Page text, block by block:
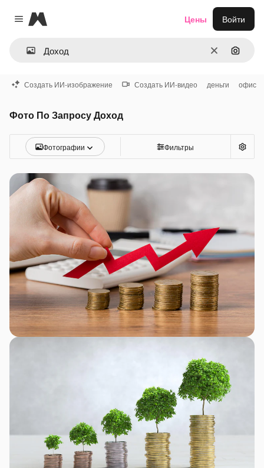
Close menu
Magnific
ОчиститьПоиск
Цены Войти
Создать ИИ-изображение Создать ИИ-видео деньги офис
Фото По Запросу Доход
Фотографии Фильтры